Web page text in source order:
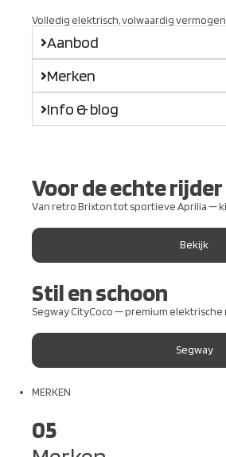
Volledig elektrisch, volwaardig
Aanbod
Merken
Info & blog
Voor de echte rijder
Van retro Brixton tot sportieve Aprilia —
Bekijk
Stil en schoon
Segway CityCoco — premium
Segway
MERKEN
05